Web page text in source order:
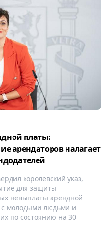
платы:
арендаторов налагает
королевский указ,
для защиты
невыплаты арендной
с молодыми людьми и
по состоянию на 30